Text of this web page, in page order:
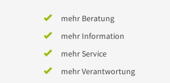
mehr Beratung
mehr Information
mehr Service
mehr Verantwortung